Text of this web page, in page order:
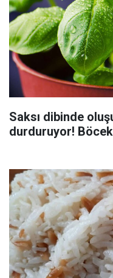
Saksı dibinde
durduruyor!